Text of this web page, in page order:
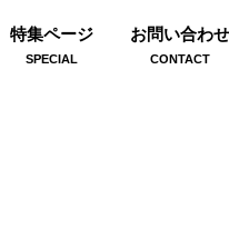
特集ページ
SPECIAL
お問い合わせ
CONTACT